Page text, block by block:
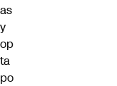
as
y
op
ta
po